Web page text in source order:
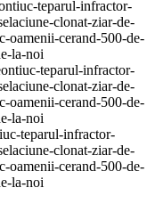
teparul-infractor-
clonat-ziar-de-
oamenii-cerand-500-de-
la-noi
teparul-infractor-
clonat-ziar-de-
oamenii-cerand-500-de-
la-noi
teparul-infractor-
clonat-ziar-de-
oamenii-cerand-500-de-
la-noi